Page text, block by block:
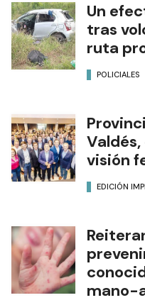
Un
tras
ruta
POLICIALES
visión
EDICIÓN
mano-